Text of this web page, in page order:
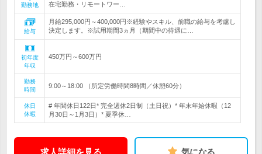
勤務地
在宅勤務・リモートワー…
給与
月給295,000円～400,000円※経験やスキル、前職の給与を考慮し
決定します。※試用期間3ヵ月（期間中の待遇に…
初年度
年収
450万円～600万円
勤務
時間
9:00～18:00 （所定労働時間8時間／休憩60分）
休日
休暇
# 年間休日122日* 完全週休2日制（土日祝）* 年末年始休暇（12
月30日～1月3日）* 夏季休…
求人詳細を見る 気になる